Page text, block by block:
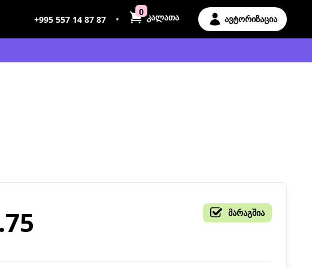
+995 557 14 87 87 •
0 კალათა ავტორიზაცია
მარაგშია